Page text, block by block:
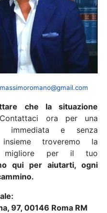
che la situazione
ora per una
immediata e senza
insieme troveremo la
migliore per il tuo
qui per aiutarti, ogni
97, 00146 Roma RM